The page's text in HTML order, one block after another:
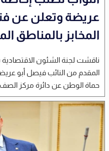
عريضة وتعلن عن
المخابز بالمناطق
ناقشت لجنة الشئون
المقدم من النائب فيصل أبو
حماة الوطن عن دائرة مركز